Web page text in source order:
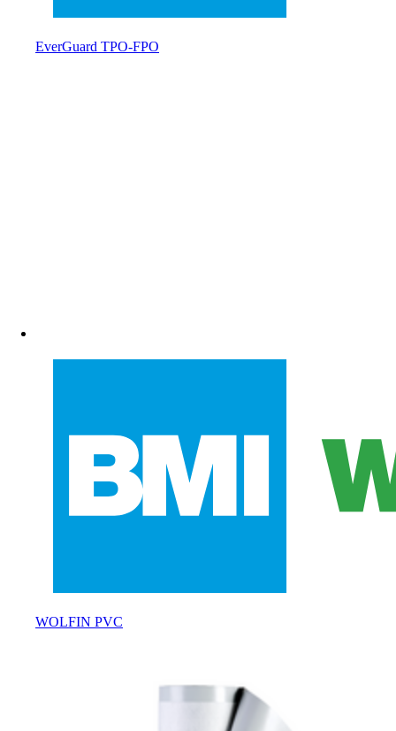
EverGuard TPO-FPO
WOLFIN PVC